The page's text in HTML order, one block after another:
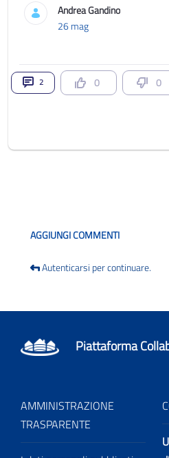
Andrea Gandino
26 mag
2 0 0
AGGIUNGI COMMENTI
Autenticarsi per continuare.
Piattaforma
AMMINISTRAZIONE
TRASPARENTE